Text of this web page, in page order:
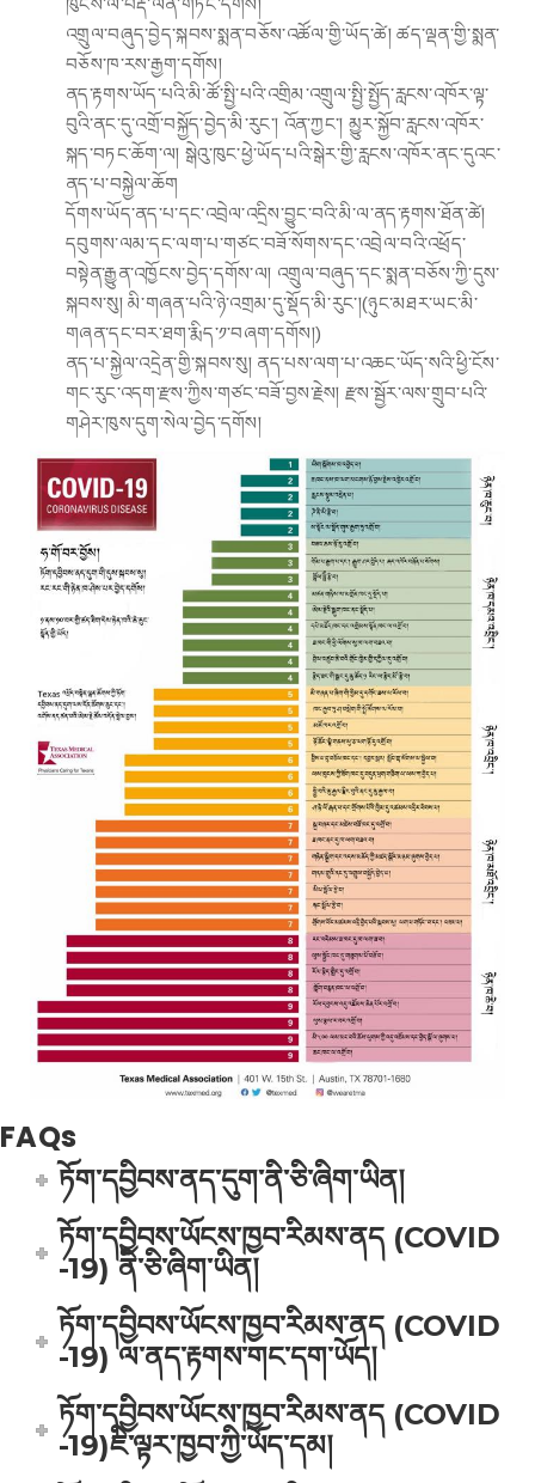
འགྲུལ་བཞུད་བྱེད་སྐབས་སྨན་བཅོས་འཚོལ་གྱི་ཡོད་ཚེ། ཚད་ལྡན་གྱི་སྨན་
བཅོས་ཁ་རས་རྒྱག་དགོས།
ནད་རྟགས་ཡོད་པའི་མི་ཚོ་སྤྱི་པའི་འགྲིམ་འགྲུལ་སྤྱི་སྤྱོད་རླངས་འཁོར་ལྟ་
བུའི་ནང་དུ་འགྲོ་བསྐྱོད་བྱེད་མི་རུང་། འོན་ཀྱང་། མྱུར་སྐྱོབ་རླངས་འཁོར་
སྐད་བཏང་ཆོག་ལ། སྒེའུ་ཁུང་ཕྱེ་ཡོད་པའི་སྒེར་གྱི་རླངས་འཁོར་ནང་དུའང་
ནད་པ་བསྐྱེལ་ཆོག
དོགས་ཡོད་ནད་པ་དང་འབྲེལ་འདྲིས་བྱུང་བའི་མི་ལ་ནད་རྟགས་ཐོན་ཚེ།
དབུགས་ལམ་དང་ལག་པ་གཙང་བཟོ་སོགས་དང་འབྲེལ་བའི་འཕྲོད་
བསྟེན་རྒྱུན་འཁྱོངས་བྱེད་དགོས་ལ། འགྲུལ་བཞུད་དང་སྨན་བཅོས་ཀྱི་དུས་
སྐབས་སུ། མི་གཞན་པའི་ཉེ་འགྲམ་དུ་སྡོད་མི་རུང་།(ཉུང་མཐར་ཡང་མི་
གཞན་དང་བར་ཐག་རྨིད་༡་བཞག་དགོས།)
ནད་པ་སྐྱེལ་འདྲེན་གྱི་སྐབས་སུ། ནད་པས་ལག་པ་འཆང་ཡོད་སའི་ཕྱི་ངོས་
གང་རུང་འདག་རྫས་ཀྱིས་གཙང་བཟོ་བྱས་རྗེས། རྫས་སྦྱོར་ལས་གྲུབ་པའི་
གཤེར་ཁུས་དུག་སེལ་བྱེད་དགོས།
FAQs
ཏོག་དབྱིབས་ནད་དུག་ནི་ཅི་ཞིག་ཡིན།
ཏོག་དབྱིབས་ཡོངས་ཁྱབ་རིམས་ནད (COVID
-19) ནི་ཅི་ཞིག་ཡིན།
ཏོག་དབྱིབས་ཡོངས་ཁྱབ་རིམས་ནད (COVID
-19) ལ་ནད་རྟགས་གང་དག་ཡོད།
ཏོག་དབྱིབས་ཡོངས་ཁྱབ་རིམས་ནད (COVID
-19)ཇི་ལྟར་ཁྱབ་ཀྱི་ཡོད་དམ།